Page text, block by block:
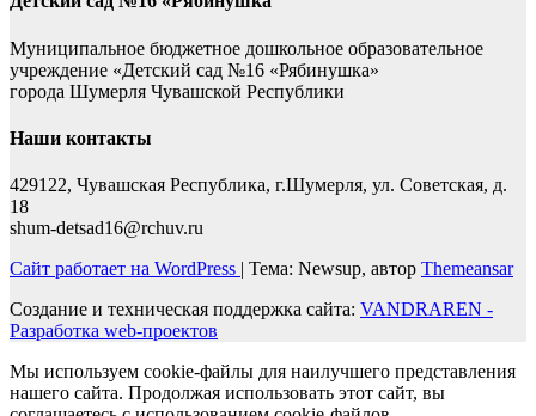
Муниципальное бюджетное дошкольное образовательное
учреждение «Детский сад №16 «Рябинушка»
города Шумерля Чувашской Республики
Наши контакты
429122, Чувашская Республика, г.Шумерля, ул. Советская, д.
18
shum-detsad16@rchuv.ru
Сайт работает на WordPress | Тема: Newsup, автор Themeansar
Создание и техническая поддержка сайта: VANDRAREN -
Разработка web-проектов
Мы используем cookie-файлы для наилучшего представления
нашего сайта. Продолжая использовать этот сайт, вы